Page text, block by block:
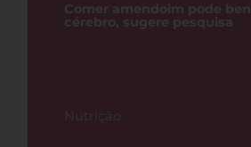
Comer amendoim pode
cérebro, sugere pesquisa
Nutrição